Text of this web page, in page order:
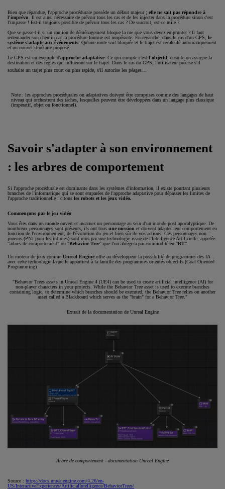
Bien que répandue, l'approche procédurale possède un défaut majeur ; elle ne sait pas répondre à
l'imprévu. Il est ainsi nécessaire de prévoir tous les cas et de les injecter dans la procédure sinon c'est
l'impasse ! Est-il toujours possible de prévoir tous les cas ? De surcroit, est-ce utile ?
Que se passe-t-il si un camion de déménagement bloque la rue que vous devez emprunter ? Il faut
redemander son chemin car la procédure fournie est inopérante. En revanche, dans le cas d'un GPS, le
système s'adapte aux événements. Qu'une route soit bloquée et le trajet est recalculé automatiquement
et un nouvel itinéraire proposé.
Le GPS est un exemple d'approche adaptative. Ce qui compte c'est l'objectif, ensuite on assigne la
destination et des règles qui influeront sur le trajet. Dans le cas du GPS, l'utilisateur précise s'il
souhaite un trajet plus court ou plus rapide, s'il autorise les péages…
Note : les approches procédurales ou adaptatives doivent être comprises comme des langages de haut
niveau qui orchestrent des tâches, lesquelles peuvent être développées dans un langage plus classique
(impératif, objet ou fonctionnel).
Savoir s'adapter à son environnement
: les arbres de comportement
Si l'approche procédurale est dominante dans les systèmes d'information, il existe pourtant plusieurs
branches de l'informatique qui se sont emparées de l'approche adaptative pour dépasser les limites de
l'approche traditionnelle : citons les robots et les jeux vidéo.
Commençons par le jeu vidéo
Vous êtes dans un monde ouvert et incarnez un personnage au sein d'un monde post apocalyptique. De
nombreux personnages sont présents, ils ont tous une mission et doivent adapter leur comportement en
fonction de l'environnement, de l'évolution du jeu et bien sûr de vos actions. Ces personnages non
joueurs (PNJ pour les intimes) sont mus par une technologie issue de l'Intelligence Artificielle, appelée
"arbres de comportement" ou "Behavior Tree" que l'on abrègera par commodité en “BT”.
Un moteur de jeux comme Unreal Engine offre au développeur la possibilité de programmer des IA
avec cette technologie laquelle appartient à la famille des programmes orientés objectifs (Goal Oriented
Programming)
"Behavior Trees assets in Unreal Engine 4 (UE4) can be used to create artificial intelligence (AI) for
non-player characters in your projects. While the Behavior Tree asset is used to execute branches
containing logic, to determine which branches should be executed, the Behavior Tree relies on another
asset called a Blackboard which serves as the "brain" for a Behavior Tree."
Extrait de la documentation de Unreal Engine
Arbre de comportement - documentation Unreal Engine
Source : https://docs.unrealengine.com/4.26/en-
US/InteractiveExperiences/ArtificialIntelligence/BehaviorTrees/